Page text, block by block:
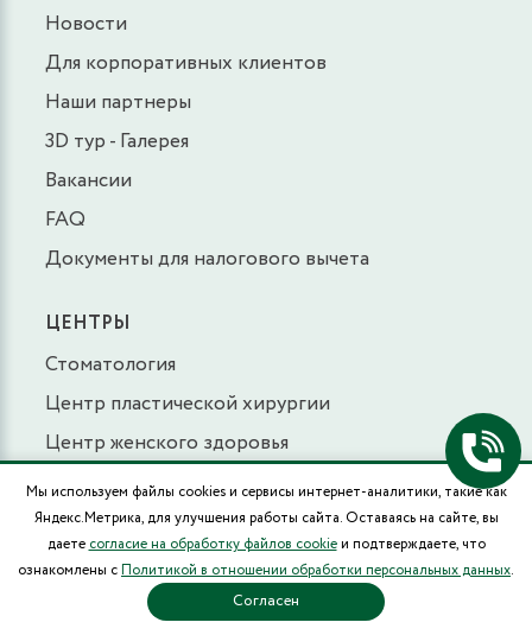
3000 руб.
придатков (трансвагинальное)
3400 руб.
Ультразвуковое исследование матки и
специалистом
3600 руб.
Ультразвуковое исследование матки и
придатков трансвагинальное, ведущим
специалистом
Новости
Для корпоративных клиентов
Наши партнеры
3D тур - Галерея
Вакансии
FAQ
Документы для налогового вычета
ЦЕНТРЫ
Стоматология
Центр пластической хирургии
Центр женского здоровья
Центр урологии
Центр сосудистой и эндоваскулярной
хирургии
Центр травматологии и ортопедии
Детская клиника СОВЁНОК
Мы используем файлы cookies и сервисы интернет-аналитики, такие как
Яндекс.Метрика, для улучшения работы сайта. Оставаясь на сайте, вы
даете согласие на обработку файлов cookieи подтверждаете, что
ознакомлены сПолитикой в отношении обработки персональных данных.
Согласен